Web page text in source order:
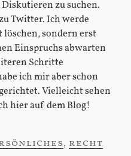
zu suchen.
Twitter. Ich werde
sondern erst
Einspruchs abwarten
Schritte
ich mir aber schon
Vielleicht sehen
hier auf dem Blog!
, recht